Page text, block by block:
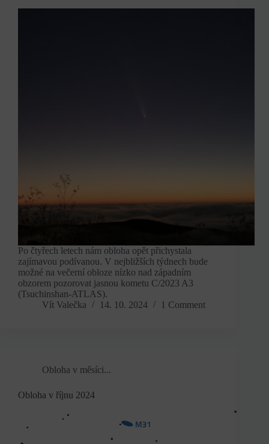
Po čtyřech letech nám obloha opět přichystala
zajímavou podívanou. V nejbližších týdnech bude
možné na večerní obloze nízko nad západním
obzorem pozorovat jasnou kometu C/2023 A3
(Tsuchinshan-ATLAS).
Vít Valečka
14. 10. 2024 1 Comment
Obloha v měsíci...
Obloha v říjnu 2024